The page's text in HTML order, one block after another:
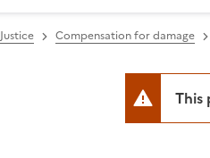
Justice Compensation for damage